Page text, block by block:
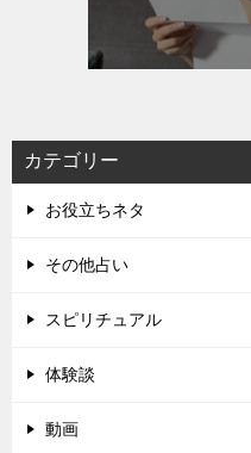
カテゴリー
お役立ちネタ
その他占い
スピリチュアル
体験談
動画